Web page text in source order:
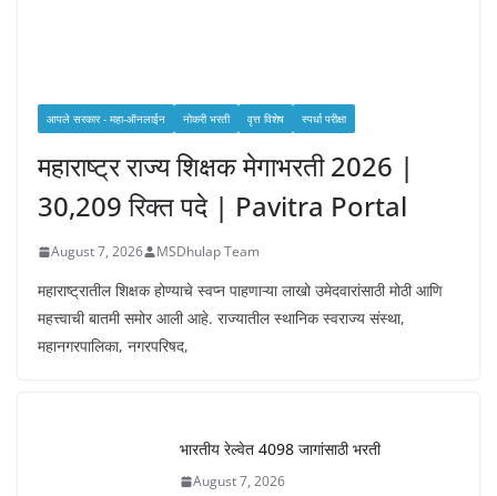
आपले सरकार - महा-ऑनलाईन नोकरी भरती वृत्त विशेष स्पर्धा परीक्षा
महाराष्ट्र राज्य शिक्षक मेगाभरती 2026 |
30,209 रिक्त पदे | Pavitra Portal
August 7, 2026 MSDhulap Team
महाराष्ट्रातील शिक्षक होण्याचे स्वप्न पाहणाऱ्या लाखो उमेदवारांसाठी मोठी आणि
महत्त्वाची बातमी समोर आली आहे. राज्यातील स्थानिक स्वराज्य संस्था,
महानगरपालिका, नगरपरिषद,
भारतीय रेल्वेत 4098 जागांसाठी भरती
August 7, 2026